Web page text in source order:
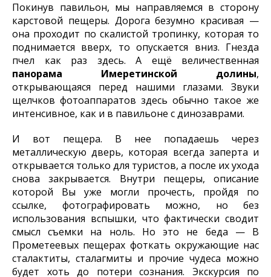
Покинув павильон, мы направляемся в сторону
карстовой пещеры. Дорога безумно красивая —
она проходит по скалистой тропинку, которая то
поднимается вверх, то опускается вниз. Гнезда
пчел как раз здесь. А ещё величественная
панорама Имеретинской долины,
открывающаяся перед нашими глазами. Звуки
щелчков фотоаппаратов здесь обычно такое же
интенсивное, как и в павильоне с динозаврами.
И вот пещера. В нее попадаешь через
металлическую дверь, которая всегда заперта и
открывается только для туристов, а после их ухода
снова закрывается. Внутри пещеры, описание
которой Вы уже могли прочесть, пройдя по
ссылке, фотографировать можно, но без
использования вспышки, что фактически сводит
смысл съемки на ноль. Но это не беда — В
Прометеевых пещерах фоткать окружающие нас
сталактиты, сталагмиты и прочие чудеса можно
будет хоть до потери сознания. Экскурсия по